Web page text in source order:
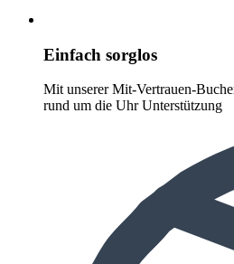
Einfach sorglos
Mit unserer Mit-Vertrauen-
rund um die Uhr Unterstützung